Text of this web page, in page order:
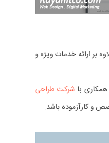
بر ارائه خدمات ویژه و
با شرکت طراحی
و کارآزموده باشد.